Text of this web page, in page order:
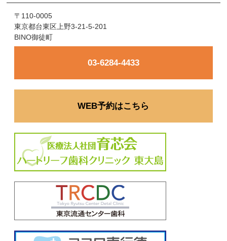
〒110-0005
東京都台東区上野3-21-5-201
BINO御徒町
03-6284-4433
WEB予約はこちら